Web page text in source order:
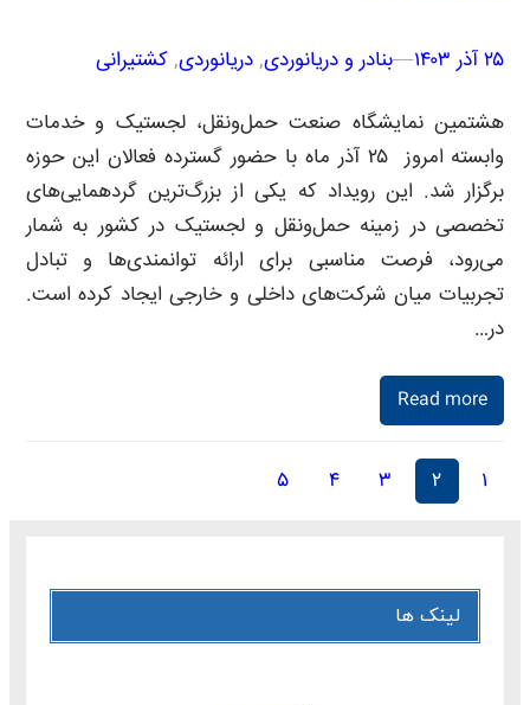
۲۵ آذر ۱۴۰۳ –
–بنادر و دریانوردی, دریانوردی, کشتیرانی
هشتمین نمایشگاه صنعت حمل‌ونقل، لجستیک و خدمات
وابسته امروز ۲۵ آذر ماه با حضور گسترده فعالان این حوزه
برگزار شد. این رویداد که یکی از بزرگ‌ترین گردهمایی‌های
تخصصی در زمینه حمل‌ونقل و لجستیک در کشور به شمار
می‌رود، فرصت مناسبی برای ارائه توانمندی‌ها و تبادل
تجربیات میان شرکت‌های داخلی و خارجی ایجاد کرده است.
در…
Read more
۱ ۲ ۳ ۴ ۵
لینک ها